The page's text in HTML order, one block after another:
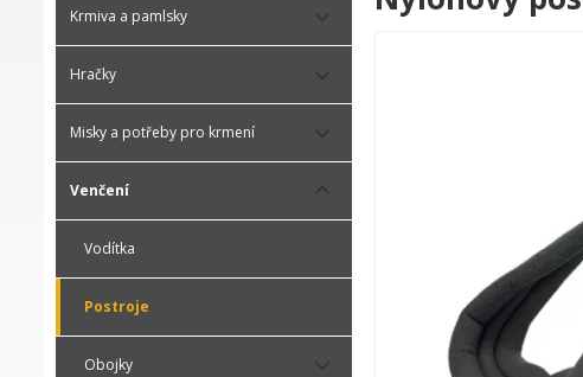
Krmiva a pamlsky
Hračky
Misky a potřeby pro krmení
Venčení
Vodítka
Postroje
Obojky